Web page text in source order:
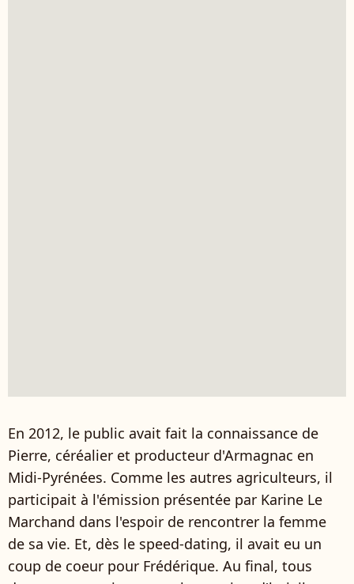
En 2012, le public avait fait la connaissance de
Pierre, céréalier et producteur d'Armagnac en
Midi-Pyrénées. Comme les autres agriculteurs, il
participait à l'émission présentée par Karine Le
Marchand dans l'espoir de rencontrer la femme
de sa vie. Et, dès le speed-dating, il avait eu un
coup de coeur pour Frédérique. Au final, tous